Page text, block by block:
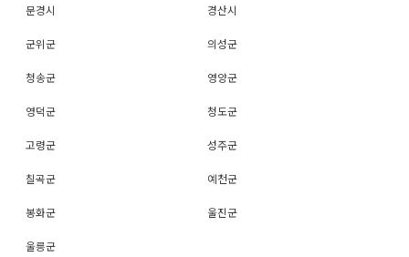
문경시 경산시
군위군 의성군
청송군 영양군
영덕군 청도군
고령군 성주군
칠곡군 예천군
봉화군 울진군
울릉군